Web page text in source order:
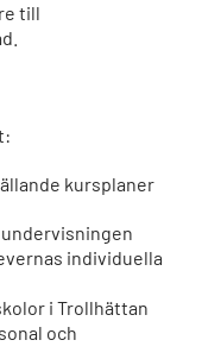
till
kursplaner
individuella
i Trollhättan
och